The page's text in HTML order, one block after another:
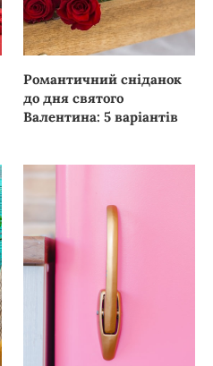
Романтичний сніданок
до дня святого
Валентина: 5 варіантів